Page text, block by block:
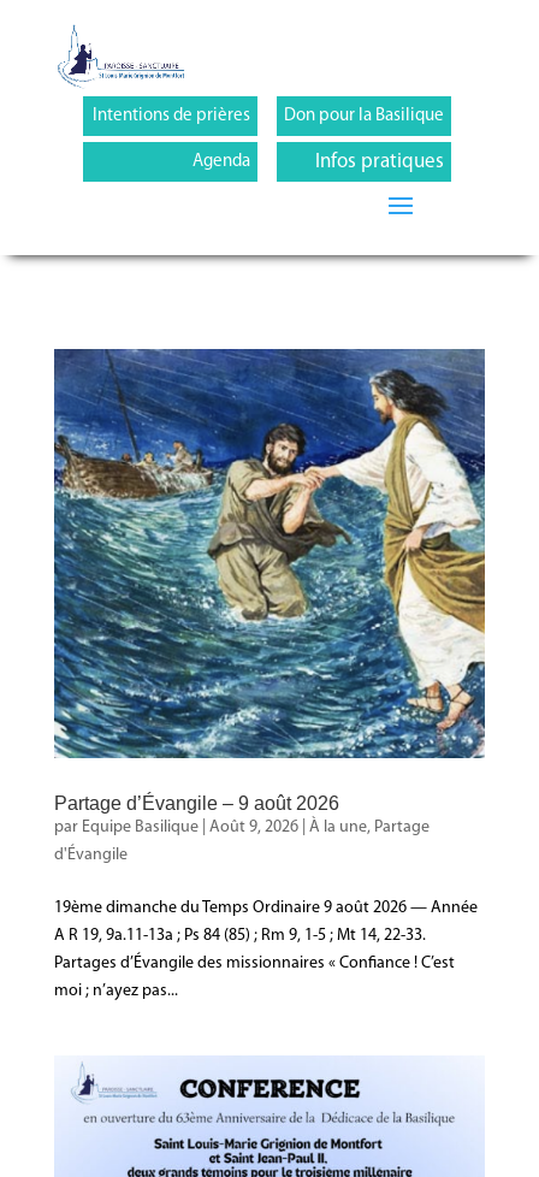
Intentions de prières
Agenda
Don pour la Basilique
Infos pratiques
Partage d’Évangile – 9 août 2026
par Equipe Basilique| Août 9, 2026| À la une, Partage
d'Évangile
19ème dimanche du Temps Ordinaire 9 août 2026 — Année
A R 19, 9a.11-13a ; Ps 84 (85) ; Rm 9, 1-5 ; Mt 14, 22-33.
Partages d’Évangile des missionnaires « Confiance ! C’est
moi ; n’ayez pas...